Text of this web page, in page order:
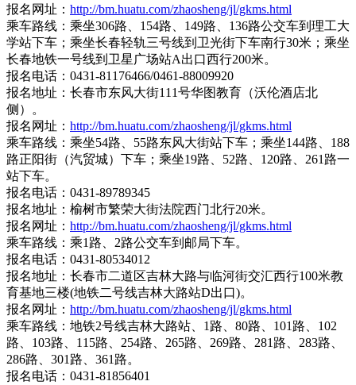
报名网址： http://bm.huatu.com/zhaosheng/jl/gkms.html
乘车路线：乘坐306路、154路、149路、136路公交车到理工大
学站下车；乘坐长春轻轨三号线到卫光街下车南行30米；乘坐
长春地铁一号线到卫星广场站A出口西行200米。
报名电话：0431-81176466/0461-88009920
报名地址：长春市东风大街111号华图教育（沃伦酒店北
侧）。
报名网址： http://bm.huatu.com/zhaosheng/jl/gkms.html
乘车路线：乘坐54路、55路东风大街站下车；乘坐144路、188
路正阳街（汽贸城）下车；乘坐19路、52路、120路、261路一
站下车。
报名电话：0431-89789345
报名地址：榆树市繁荣大街法院西门北行20米。
报名网址： http://bm.huatu.com/zhaosheng/jl/gkms.html
乘车路线：乘1路、2路公交车到邮局下车。
报名电话：0431-80534012
报名地址：长春市二道区吉林大路与临河街交汇西行100米教
育基地三楼(地铁二号线吉林大路站D出口)。
报名网址： http://bm.huatu.com/zhaosheng/jl/gkms.html
乘车路线：地铁2号线吉林大路站、1路、80路、101路、102
路、103路、115路、254路、265路、269路、281路、283路、
286路、301路、361路。
报名电话：0431-81856401